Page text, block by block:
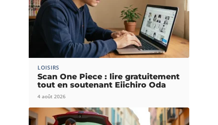
LOISIRS
Scan One Piece : lire gratuitement
tout en soutenant Eiichiro Oda
4 août 2026